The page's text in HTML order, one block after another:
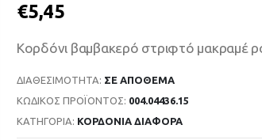
€5,45
Κορδόνι βαμβακερό στριφτό μακραμέ
ΔΙΑΘΕΣΙΜΌΤΗΤΑ: ΣΕ ΑΠΌΘΕΜΑ
ΚΩΔΙΚΌΣ ΠΡΟΪΌΝΤΟΣ: 004.04436.15
ΚΑΤΗΓΟΡΊΑ: ΚΟΡΔΟΝΙΑ ΔΙΑΦΟΡΑ